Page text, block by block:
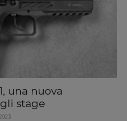
una nuova
stage